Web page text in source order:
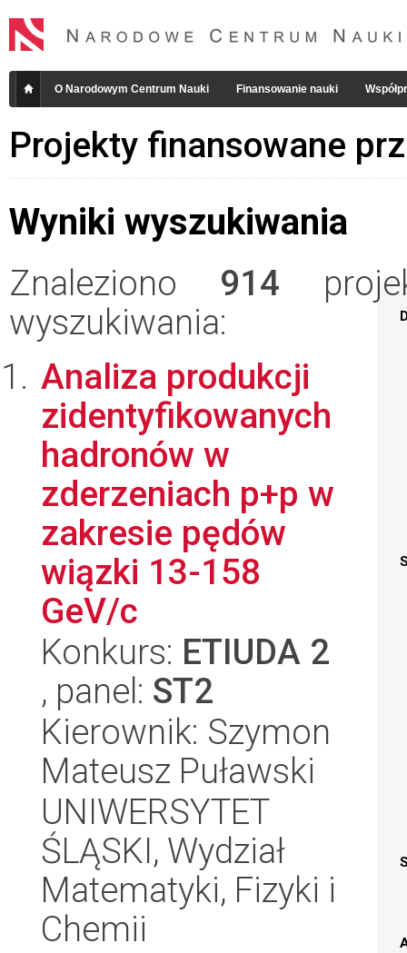
O Narodowym Centrum Nauki Finansowanie nauki
Projekty finansowane
Wyniki wyszukiwania
Znaleziono 914
wyszukiwania:
Analiza produkcji
zidentyfikowanych
hadronów w
zderzeniach p+p w
zakresie pędów
wiązki 13-158
GeV/c
Konkurs: ETIUDA 2
, panel: ST2
Kierownik: Szymon
Mateusz Puławski
UNIWERSYTET
ŚLĄSKI, Wydział
Matematyki, Fizyki i
Chemii